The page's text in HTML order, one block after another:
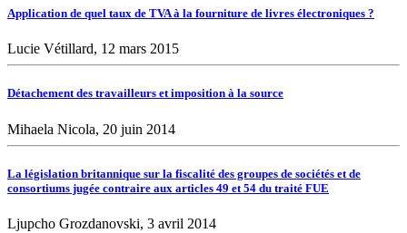
Application de quel taux de TVA à la fourniture de livres électroniques ?
Lucie Vétillard, 12 mars 2015
Détachement des travailleurs et imposition à la source
Mihaela Nicola, 20 juin 2014
La législation britannique sur la fiscalité des groupes de sociétés et de
consortiums jugée contraire aux articles 49 et 54 du traité FUE
Ljupcho Grozdanovski, 3 avril 2014